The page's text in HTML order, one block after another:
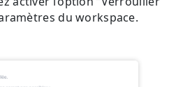
du workspace.